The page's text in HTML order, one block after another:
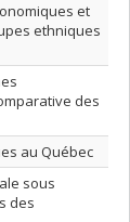
et
ethniques
des
au Québec
sous
des